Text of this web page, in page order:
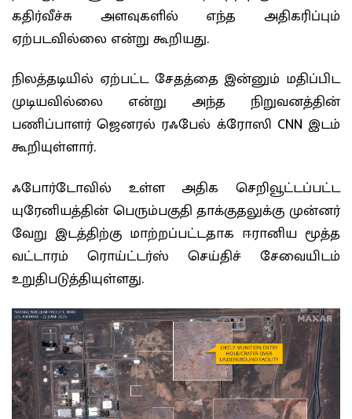
கதிர்வீச்சு அளவுகளில் எந்த அதிகரிப்பும்
ஏற்படவில்லை என்று கூறியது.
நிலத்தடியில் ஏற்பட்ட சேதத்தை இன்னும் மதிப்பிட
முடியவில்லை என்று அந்த நிறுவனத்தின்
பணிப்பாளர் ஜெனரல் ரஃபேல் க்ரோஸி CNN இடம்
கூறியுள்ளார்.
ஃபோர்டோவில் உள்ள அதிக செறிவூட்டப்பட்ட
யுரேனியத்தின் பெரும்பகுதி தாக்குதலுக்கு முன்னர்
வேறு இடத்திற்கு மாற்றப்பட்டதாக ஈரானிய மூத்த
வட்டாரம் ரொய்ட்டர்ஸ் செய்திச் சேவையிடம்
உறுதிபடுத்தியுள்ளது.